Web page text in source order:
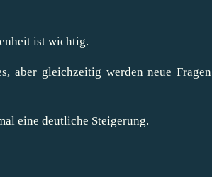
ist wichtig.
aber gleichzeitig werden neue Fragen
eine deutliche Steigerung.